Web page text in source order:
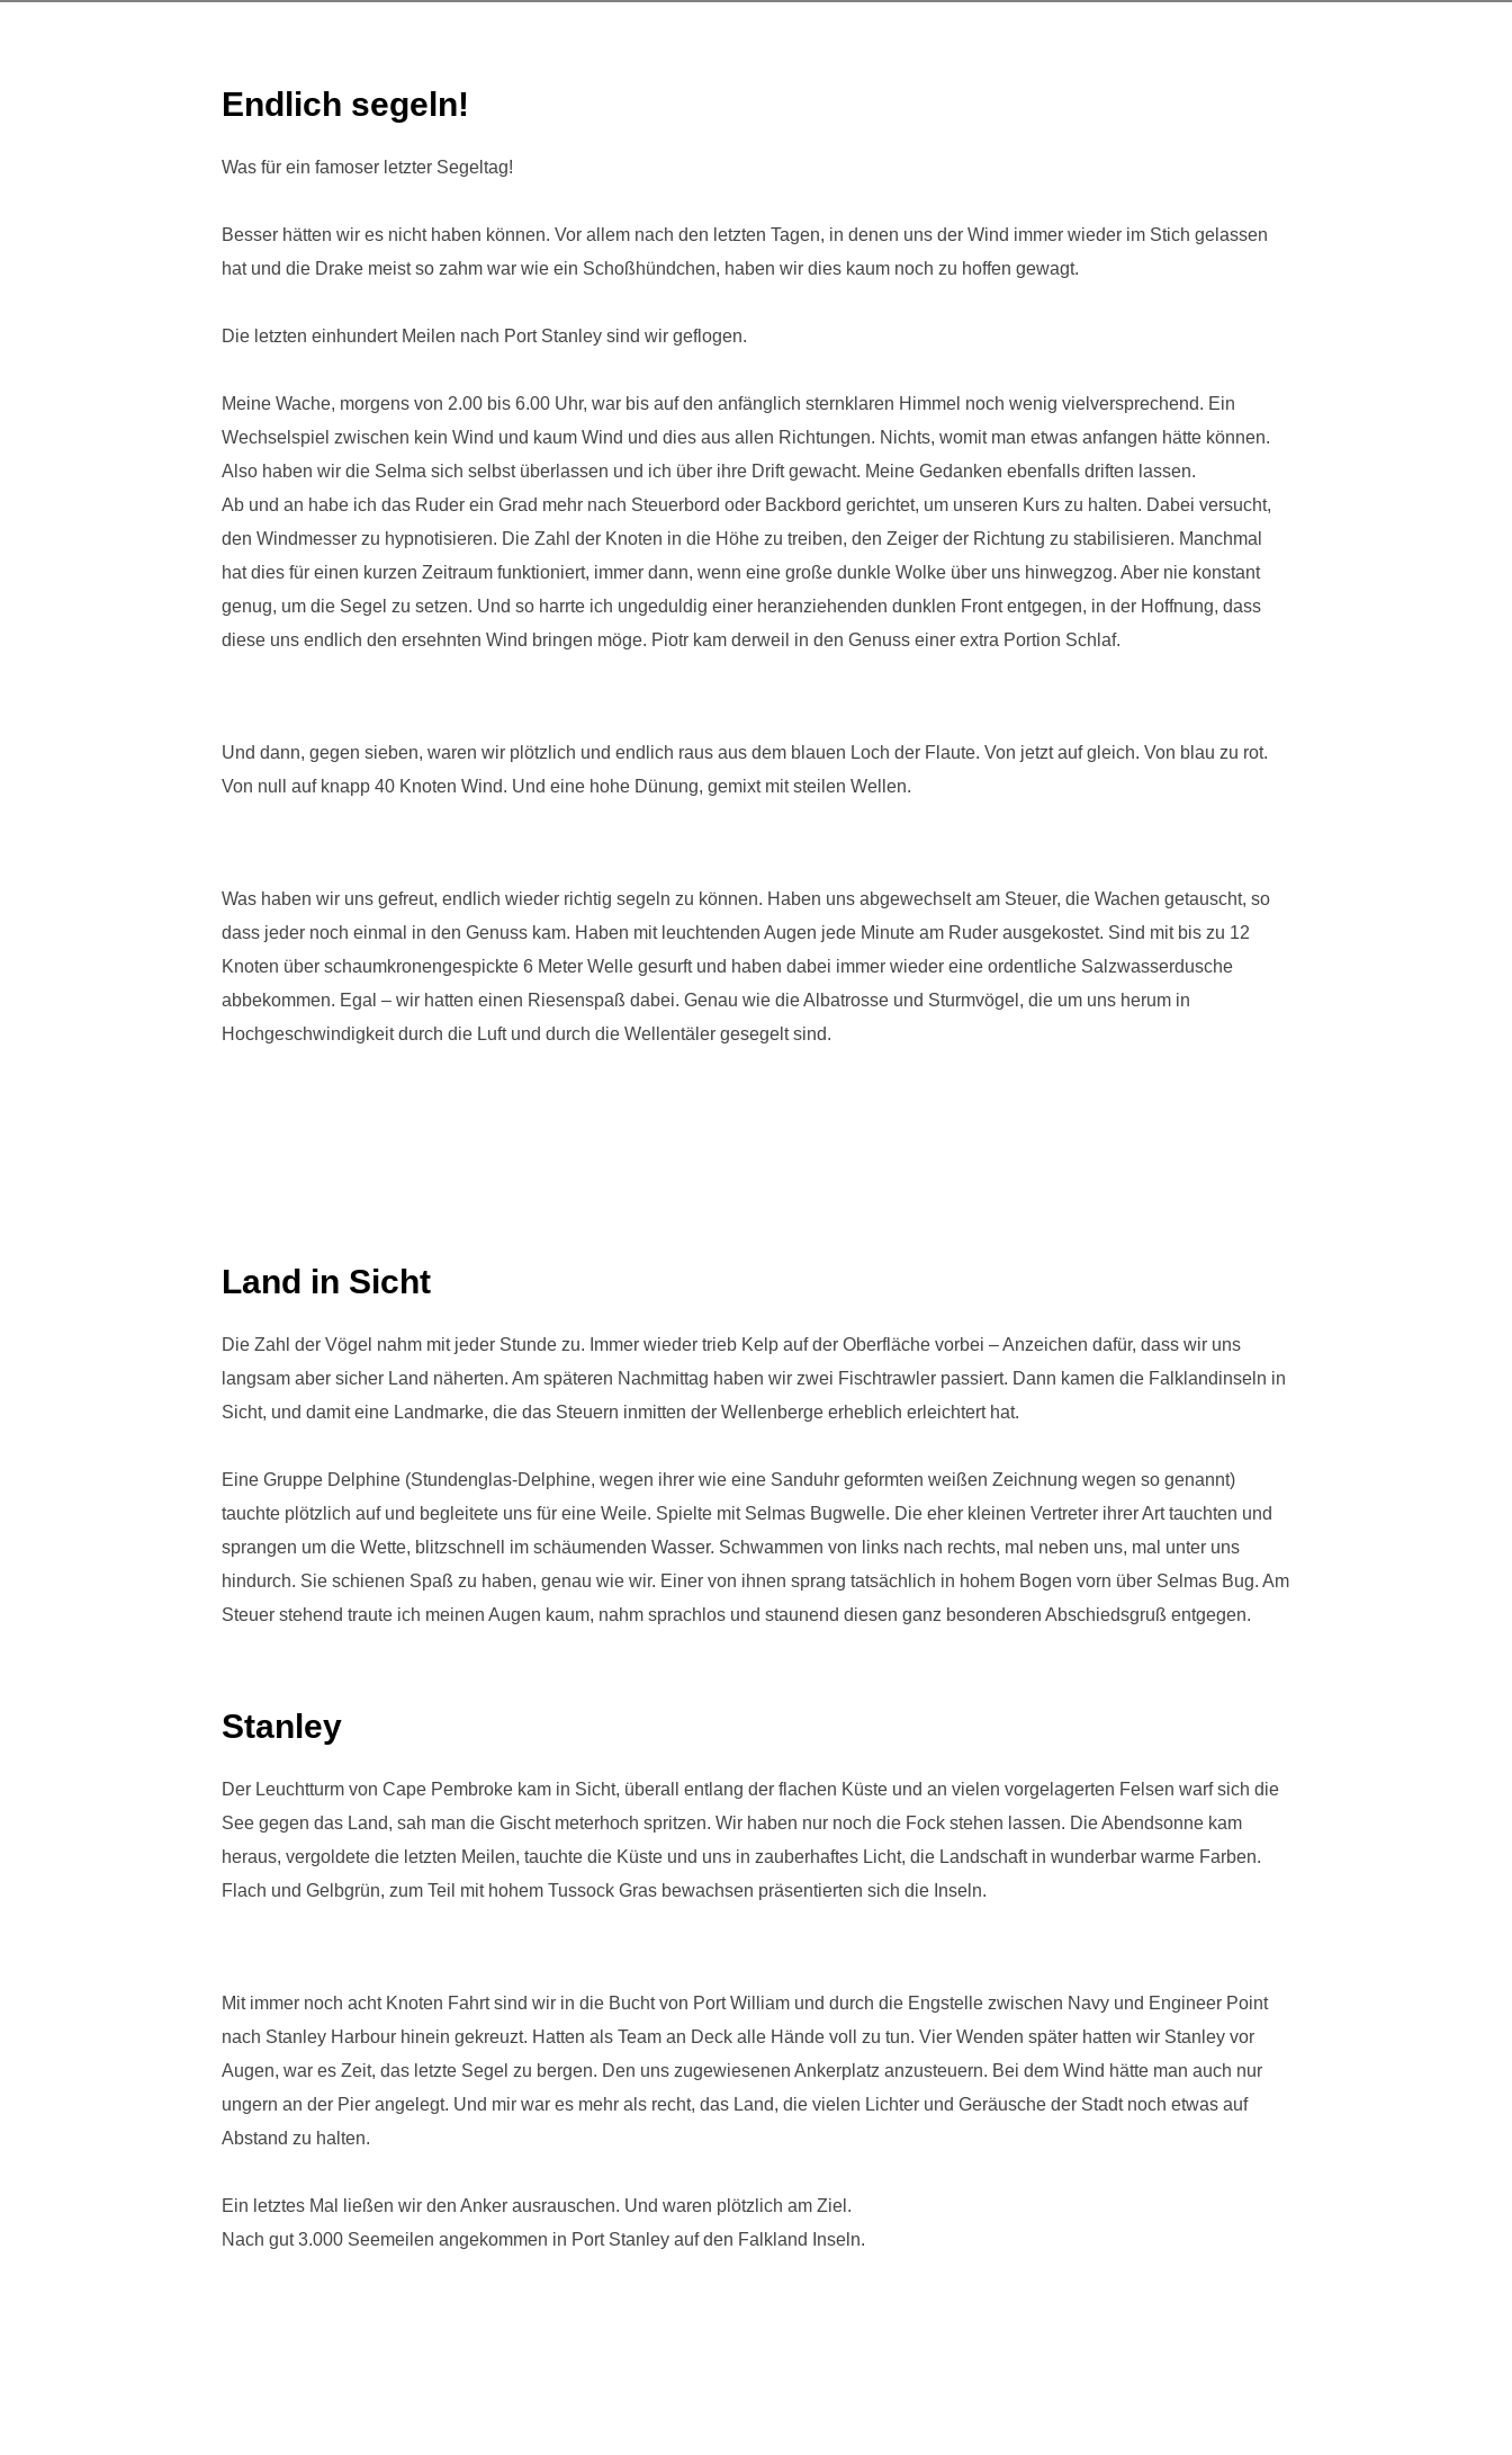
Endlich segeln!
Was für ein famoser letzter Segeltag!
Besser hätten wir es nicht haben können. Vor allem nach den letzten Tagen, in denen uns der Wind immer wieder im Stich gelassen
hat und die Drake meist so zahm war wie ein Schoßhündchen, haben wir dies kaum noch zu hoffen gewagt.
Die letzten einhundert Meilen nach Port Stanley sind wir geflogen.
Meine Wache, morgens von 2.00 bis 6.00 Uhr, war bis auf den anfänglich sternklaren Himmel noch wenig vielversprechend. Ein
Wechselspiel zwischen kein Wind und kaum Wind und dies aus allen Richtungen. Nichts, womit man etwas anfangen hätte können.
Also haben wir die Selma sich selbst überlassen und ich über ihre Drift gewacht. Meine Gedanken ebenfalls driften lassen.
Ab und an habe ich das Ruder ein Grad mehr nach Steuerbord oder Backbord gerichtet, um unseren Kurs zu halten. Dabei versucht,
den Windmesser zu hypnotisieren. Die Zahl der Knoten in die Höhe zu treiben, den Zeiger der Richtung zu stabilisieren. Manchmal
hat dies für einen kurzen Zeitraum funktioniert, immer dann, wenn eine große dunkle Wolke über uns hinwegzog. Aber nie konstant
genug, um die Segel zu setzen. Und so harrte ich ungeduldig einer heranziehenden dunklen Front entgegen, in der Hoffnung, dass
diese uns endlich den ersehnten Wind bringen möge. Piotr kam derweil in den Genuss einer extra Portion Schlaf.
Und dann, gegen sieben, waren wir plötzlich und endlich raus aus dem blauen Loch der Flaute. Von jetzt auf gleich. Von blau zu rot.
Von null auf knapp 40 Knoten Wind. Und eine hohe Dünung, gemixt mit steilen Wellen.
Was haben wir uns gefreut, endlich wieder richtig segeln zu können. Haben uns abgewechselt am Steuer, die Wachen getauscht, so
dass jeder noch einmal in den Genuss kam. Haben mit leuchtenden Augen jede Minute am Ruder ausgekostet. Sind mit bis zu 12
Knoten über schaumkronengespickte 6 Meter Welle gesurft und haben dabei immer wieder eine ordentliche Salzwasserdusche
abbekommen. Egal – wir hatten einen Riesenspaß dabei. Genau wie die Albatrosse und Sturmvögel, die um uns herum in
Hochgeschwindigkeit durch die Luft und durch die Wellentäler gesegelt sind.
Land in Sicht
Die Zahl der Vögel nahm mit jeder Stunde zu. Immer wieder trieb Kelp auf der Oberfläche vorbei – Anzeichen dafür, dass wir uns
langsam aber sicher Land näherten. Am späteren Nachmittag haben wir zwei Fischtrawler passiert. Dann kamen die Falklandinseln in
Sicht, und damit eine Landmarke, die das Steuern inmitten der Wellenberge erheblich erleichtert hat.
Eine Gruppe Delphine (Stundenglas-Delphine, wegen ihrer wie eine Sanduhr geformten weißen Zeichnung wegen so genannt)
tauchte plötzlich auf und begleitete uns für eine Weile. Spielte mit Selmas Bugwelle. Die eher kleinen Vertreter ihrer Art tauchten und
sprangen um die Wette, blitzschnell im schäumenden Wasser. Schwammen von links nach rechts, mal neben uns, mal unter uns
hindurch. Sie schienen Spaß zu haben, genau wie wir. Einer von ihnen sprang tatsächlich in hohem Bogen vorn über Selmas Bug. Am
Steuer stehend traute ich meinen Augen kaum, nahm sprachlos und staunend diesen ganz besonderen Abschiedsgruß entgegen.
Stanley
Der Leuchtturm von Cape Pembroke kam in Sicht, überall entlang der flachen Küste und an vielen vorgelagerten Felsen warf sich die
See gegen das Land, sah man die Gischt meterhoch spritzen. Wir haben nur noch die Fock stehen lassen. Die Abendsonne kam
heraus, vergoldete die letzten Meilen, tauchte die Küste und uns in zauberhaftes Licht, die Landschaft in wunderbar warme Farben.
Flach und Gelbgrün, zum Teil mit hohem Tussock Gras bewachsen präsentierten sich die Inseln.
Mit immer noch acht Knoten Fahrt sind wir in die Bucht von Port William und durch die Engstelle zwischen Navy und Engineer Point
nach Stanley Harbour hinein gekreuzt. Hatten als Team an Deck alle Hände voll zu tun. Vier Wenden später hatten wir Stanley vor
Augen, war es Zeit, das letzte Segel zu bergen. Den uns zugewiesenen Ankerplatz anzusteuern. Bei dem Wind hätte man auch nur
ungern an der Pier angelegt. Und mir war es mehr als recht, das Land, die vielen Lichter und Geräusche der Stadt noch etwas auf
Abstand zu halten.
Ein letztes Mal ließen wir den Anker ausrauschen. Und waren plötzlich am Ziel.
Nach gut 3.000 Seemeilen angekommen in Port Stanley auf den Falkland Inseln.